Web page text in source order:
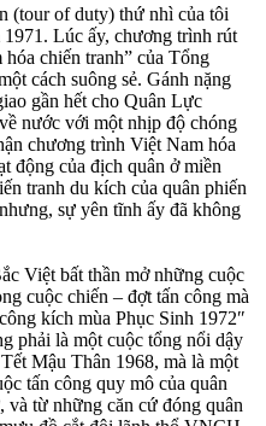
(tour of duty) thứ nhì của tôi
Lúc ấy, chương trình rút
chiến tranh” của Tổng
cách suông sẻ. Gánh nặng
gần hết cho Quân Lực
nước với một nhịp độ chóng
chương trình Việt Nam hóa
động của địch quân ở miền
tranh du kích của quân phiến
sự yên tĩnh ấy đã không
Việt bất thần mở những cuộc
cuộc chiến – đợt tấn công mà
kích mùa Phục Sinh 1972″
phải là một cuộc tổng nổi dậy
Mậu Thân 1968, mà là một
tấn công quy mô của quân
từ những căn cứ đóng quân